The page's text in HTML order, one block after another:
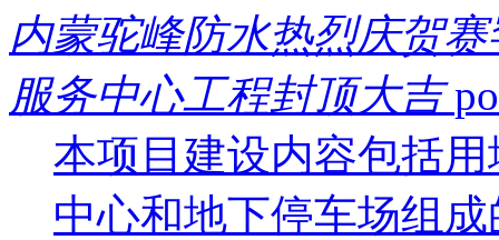
内蒙驼峰防水热烈庆贺
服务中心工程封顶大吉
本项目建设内容包括
中心和地下停车场组